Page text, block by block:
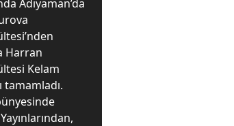
Adıyaman’da
Harran
Kelam
tamamladı.